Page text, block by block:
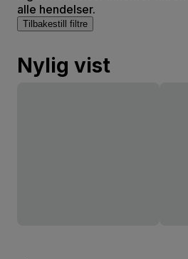
alle hendelser.
Tilbakestill filtre
Nylig vist